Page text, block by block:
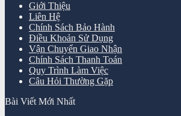
Giới Thiệu
Liên Hệ
Chính Sách Bảo Hành
Điều Khoản Sử Dụng
Vận Chuyển Giao Nhận
Chính Sách Thanh Toán
Quy Trình Làm Việc
Câu Hỏi Thường Gặp
Bài Viết Mới Nhất